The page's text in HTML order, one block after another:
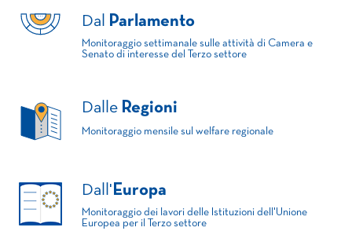
Dal Parlamento
Monitoraggio settimanale sulle attività di Camera e
Senato di interesse del Terzo settore
Dalle Regioni
Monitoraggio mensile sul welfare regionale
Dall' Europa
Monitoraggio dei lavori delle Istituzioni dell'Unione
Europea per il Terzo settore